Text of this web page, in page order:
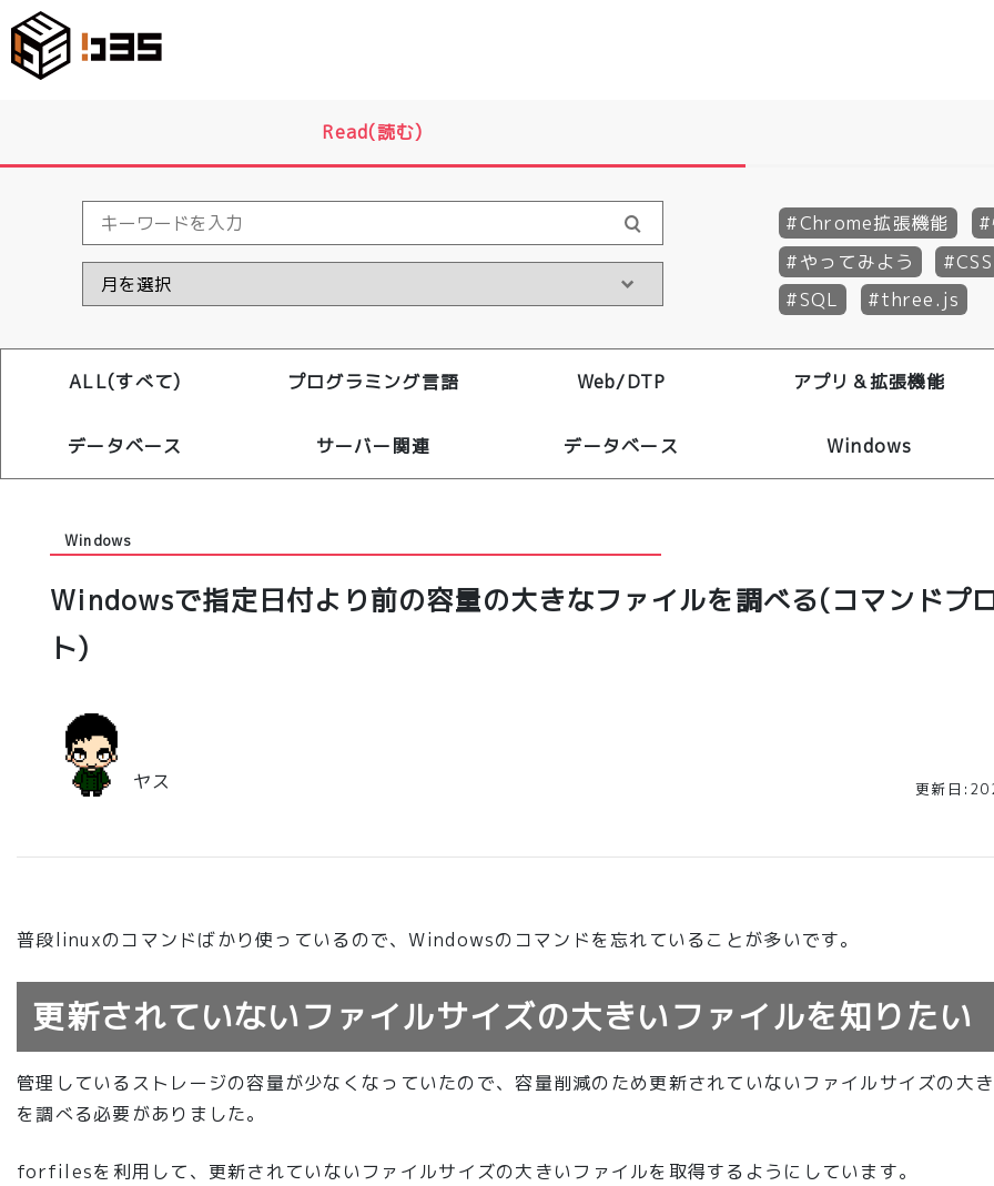
Read(読む)
Chrome拡張機能
やってみよう
CSS
SQL
three.js
ALL(すべて) プログラミング言語 Web/DTP アプリ＆拡張機能
データベース サーバー関連 データベース Windows
Windows
Windowsで指定日付より前の容量の大きなファイルを調べる(コマンドプ
ト)
ヤス 更新日
普段linuxのコマンドばかり使っているので、Windowsのコマンドを忘れていることが多いです。
更新されていないファイルサイズの大きいファイルを知りたい
管理しているストレージの容量が少なくなっていたので、容量削減のため更新されていないファイルサイズの大
を調べる必要がありました。
forfilesを利用して、更新されていないファイルサイズの大きいファイルを取得するようにしています。